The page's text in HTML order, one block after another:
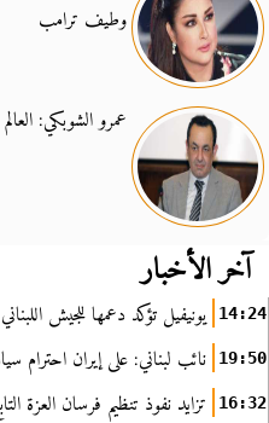
وطيف ترامب
عمرو الشوبكي:
آخر الأخبار
14:24 يونيفيل تؤكد دعمها للجيش
19:50 نائب لبناني: على إيران احترام
16:32 تزايد نفوذ تنظيم فرسان العزة